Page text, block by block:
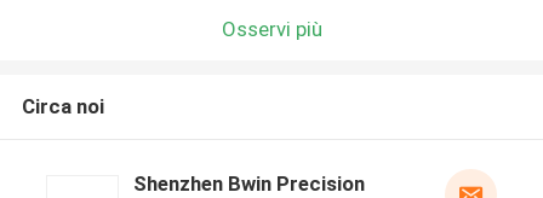
Osservi più
Circa noi
Shenzhen Bwin Precision